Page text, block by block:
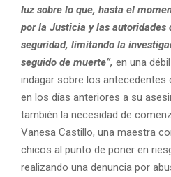
luz sobre lo que, hasta el
por la Justicia y las autoridades
seguridad, limitando la
seguido de muerte”, en una
indagar sobre los antecedentes
en los días anteriores a su
también la necesidad de
Vanesa Castillo, una maestra
chicos al punto de poner en
realizando una denuncia por